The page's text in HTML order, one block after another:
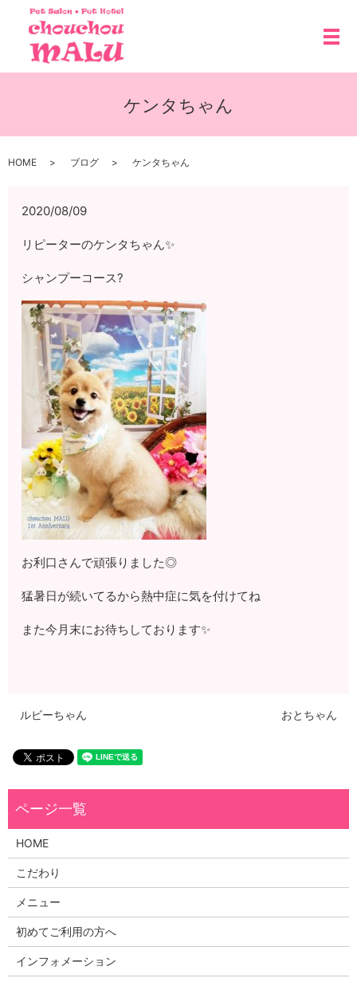
メ
ケンタちゃん
HOME ブログ ケンタちゃん
2020/08/09
リピーターのケンタちゃん✨
シャンプーコース?
お利口さんで頑張りました◎
猛暑日が続いてるから熱中症に気を付けてね
また今月末にお待ちしております✨
ルビーちゃん おとちゃん
HOME
こだわり
メニュー
初めてご利用の方へ
インフォメーション